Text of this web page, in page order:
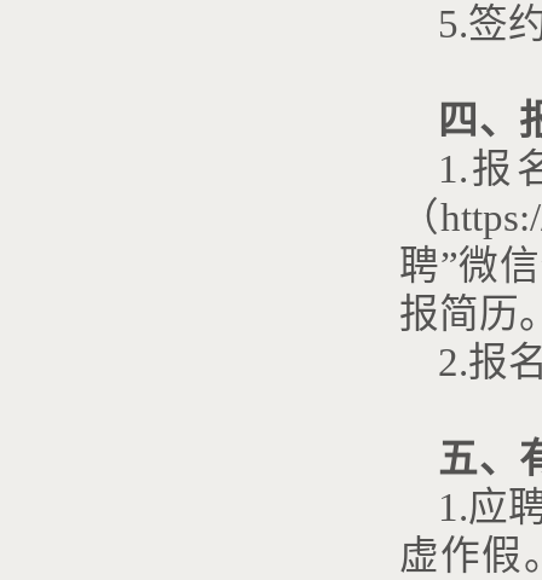
5.签
四、
1.报
（
聘”微
报简历
2.报
五、
1.应
虚作假